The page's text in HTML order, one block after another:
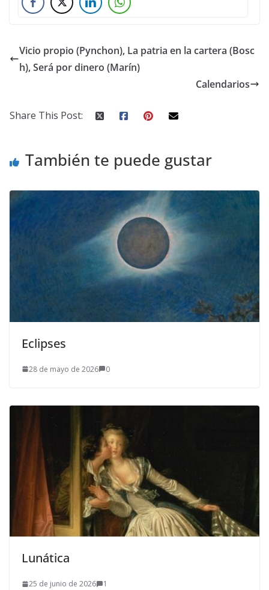
Vicio propio (Pynchon), La patria en la cartera (Bosc
h), Será por dinero (Marín)
Calendarios
Share This Post:
También te puede gustar
Eclipses
28 de mayo de 2026 0
Lunática
25 de junio de 2026 1